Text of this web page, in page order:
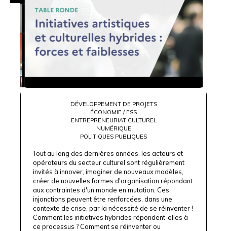
DÉVELOPPEMENT DE PROJETS
ÉCONOMIE / ESS
ENTREPRENEURIAT CULTUREL
NUMÉRIQUE
POLITIQUES PUBLIQUES
Tout au long des dernières années, les acteurs et
opérateurs du secteur culturel sont régulièrement
invités à innover, imaginer de nouveaux modèles,
créer de nouvelles formes d'organisation répondant
aux contraintes d'un monde en mutation. Ces
injonctions peuvent être renforcées, dans une
contexte de crise, par la nécessité de se réinventer !
Comment les initiatives hybrides répondent-elles à
ce processus ? Comment se réinventer ou